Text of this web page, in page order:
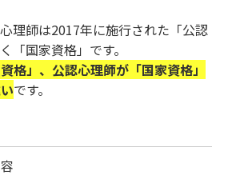
理師は2017年に施行された「公認
「国家資格」です。
格」、公認心理師が「国家資格」
です。